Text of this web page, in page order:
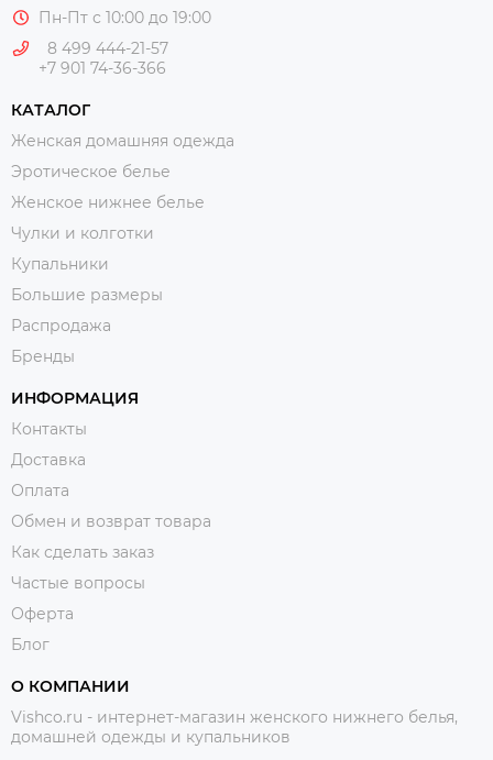
Пн-Пт с 10:00 до 19:00
8 499 444-21-57
+7 901 74-36-366
КАТАЛОГ
Женская домашняя одежда
Эротическое белье
Женское нижнее белье
Чулки и колготки
Купальники
Большие размеры
Распродажа
Бренды
ИНФОРМАЦИЯ
Контакты
Доставка
Оплата
Обмен и возврат товара
Как сделать заказ
Частые вопросы
Оферта
Блог
О КОМПАНИИ
Vishco.ru - интернет-магазин женского нижнего белья,
домашней одежды и купальников